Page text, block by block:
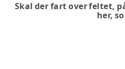
Skal der fart over feltet,
her,